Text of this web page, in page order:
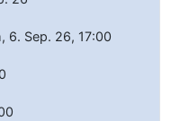
6. Sep. 26, 17:00